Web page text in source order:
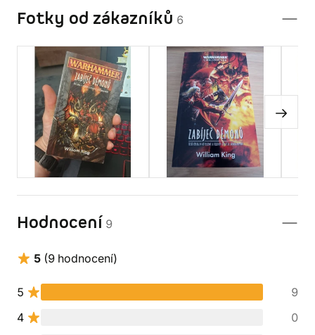
Fotky od zákazníků 6
Hodnocení 9
5 (9 hodnocení)
5
9
4
0